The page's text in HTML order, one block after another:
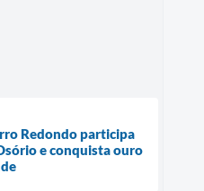
Redondo participa
e conquista ouro